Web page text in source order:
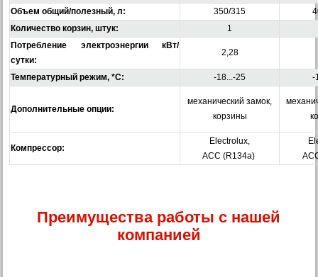
Объем общий/полезный, л: 350/315
Количество корзин, штук:
1
Потребление электроэнергии кВт/
сутки:
2,28
Температурный режим, *С: -18...-25 -
Дополнительные опции:
механический замок,
корзины
Компрессор:
Electrolux,
ACC (R134a)
Преимущества работы с нашей
компанией